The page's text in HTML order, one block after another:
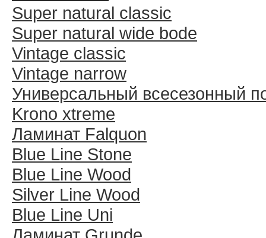
Super natural classic
Super natural wide bode
Vintage classic
Vintage narrow
Универсальный всесезонный
Krono xtreme
Ламинат Falquon
Blue Line Stone
Blue Line Wood
Silver Line Wood
Blue Line Uni